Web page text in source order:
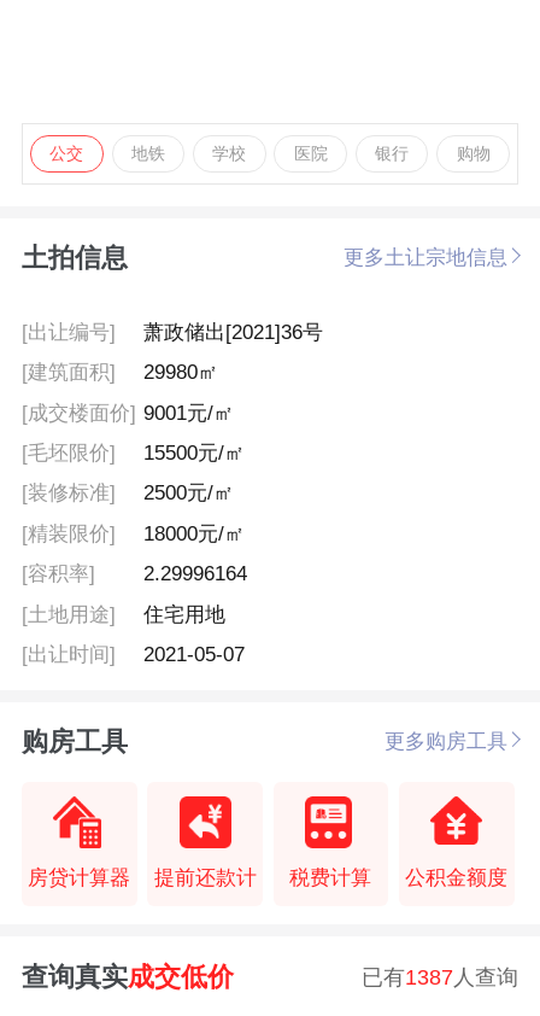
公交 地铁 学校 医院 银行 购物
土拍信息 更多土让宗地信息
[出让编号]
萧政储出[2021]36号
[建筑面积]
29980㎡
[成交楼面价] 9001元/㎡
[毛坯限价]
15500元/㎡
[装修标准]
2500元/㎡
[精装限价]
18000元/㎡
[容积率]
2.29996164
[土地用途]
住宅用地
[出让时间]
2021-05-07
购房工具 更多购房工具
房贷计算器 提前还款计 税费计算 公积金额度
查询真实成交低价 已有1387 人查询